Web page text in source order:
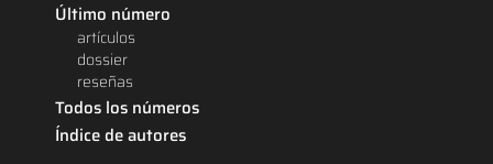
Último número
artículos
dossier
reseñas
Todos los números
Índice de autores